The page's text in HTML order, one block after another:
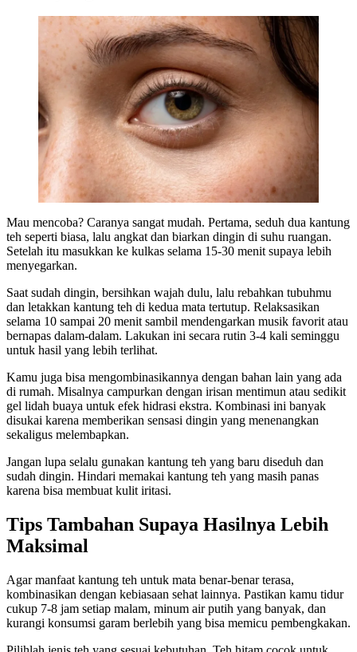
Mau mencoba? Caranya sangat mudah. Pertama, seduh dua kantung
teh seperti biasa, lalu angkat dan biarkan dingin di suhu ruangan.
Setelah itu masukkan ke kulkas selama 15-30 menit supaya lebih
menyegarkan.
Saat sudah dingin, bersihkan wajah dulu, lalu rebahkan tubuhmu
dan letakkan kantung teh di kedua mata tertutup. Relaksasikan
selama 10 sampai 20 menit sambil mendengarkan musik favorit atau
bernapas dalam-dalam. Lakukan ini secara rutin 3-4 kali seminggu
untuk hasil yang lebih terlihat.
Kamu juga bisa mengombinasikannya dengan bahan lain yang ada
di rumah. Misalnya campurkan dengan irisan mentimun atau sedikit
gel lidah buaya untuk efek hidrasi ekstra. Kombinasi ini banyak
disukai karena memberikan sensasi dingin yang menenangkan
sekaligus melembapkan.
Jangan lupa selalu gunakan kantung teh yang baru diseduh dan
sudah dingin. Hindari memakai kantung teh yang masih panas
karena bisa membuat kulit iritasi.
Tips Tambahan Supaya Hasilnya Lebih
Maksimal
Agar manfaat kantung teh untuk mata benar-benar terasa,
kombinasikan dengan kebiasaan sehat lainnya. Pastikan kamu tidur
cukup 7-8 jam setiap malam, minum air putih yang banyak, dan
kurangi konsumsi garam berlebih yang bisa memicu pembengkakan.